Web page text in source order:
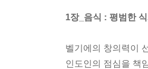
1장_음식 : 평범한
벨기에의 창의력이
인도인의 점심을 책